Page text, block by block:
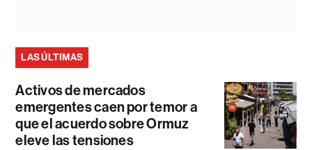
LAS ÚLTIMAS
Activos de mercados
emergentes caen por temor a
que el acuerdo sobre Ormuz
eleve las tensiones